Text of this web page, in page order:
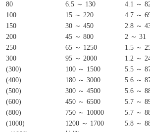
80
6.5 ～ 130 4.1 ～
100
15 ～ 220 4.7 ～
150
30 ～ 450 2.8 ～
200
45 ～ 800 2 ～ 31
250
65 ～ 1250 1.5 ～
300
95 ～ 2000 1.2 ～
(300)
100 ～ 1500 5.5 ～
(400)
180 ～ 3000 5.6 ～
(500)
300 ～ 4500 5.6 ～
(600)
450 ～ 6500 5.7 ～
(800)
750 ～ 10000 5.7 ～
(1000)
1200 ～ 1700 5.8 ～